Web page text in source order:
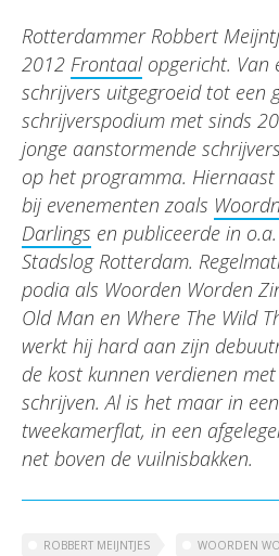
Rotterdammer Robbert
2012 Frontaalopgericht. Van
schrijvers uitgegroeid tot een
schrijverspodium met sinds
jonge aanstormende
op het programma. Hiern
bij evenementen zoals
Darlings en publiceerde in
Stadslog Rotterdam. R
podia als Woorden Worden
Old Man en Where The Wild
werkt hij hard aan zijn
de kost kunnen verdienen
schrijven. Al is het maar in
tweekamerflat, in een
net boven de vuilnisbakken.
ROBBERT MEIJNTJES WOORDEN